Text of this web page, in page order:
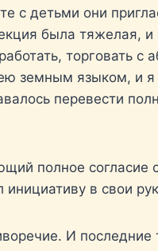
с детьми они
была тяжелая,
торговать
земным языком, и
перевести
полное согласие
инициативу в свои
И последние